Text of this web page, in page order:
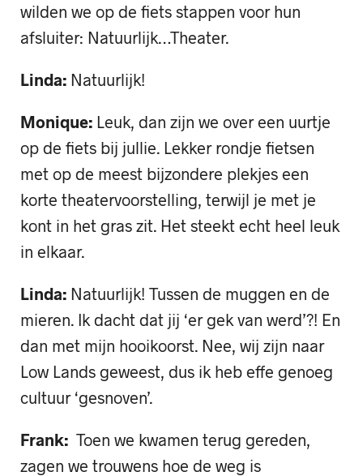
wilden we op de fiets stappen voor hun
afsluiter: Natuurlijk…Theater.
Linda: Natuurlijk!
Monique: Leuk, dan zijn we over een uurtje
op de fiets bij jullie. Lekker rondje fietsen
met op de meest bijzondere plekjes een
korte theatervoorstelling, terwijl je met je
kont in het gras zit. Het steekt echt heel leuk
in elkaar.
Linda: Natuurlijk! Tussen de muggen en de
mieren. Ik dacht dat jij ‘er gek van werd’?! En
dan met mijn hooikoorst. Nee, wij zijn naar
Low Lands geweest, dus ik heb effe genoeg
cultuur ‘gesnoven’.
Frank: Toen we kwamen terug gereden,
zagen we trouwens hoe de weg is